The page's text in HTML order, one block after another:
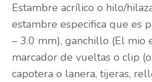
Estambre acrílico o hilo/
estambre especifica que es
– 3.0 mm), ganchillo (El mio
marcador de vueltas o clip
capotera o lanera, tijeras,